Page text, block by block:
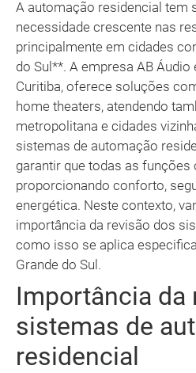
A automação residencial tem
necessidade crescente nas
principalmente em cidades
do Sul**. A empresa AB Áudio
Curitiba, oferece soluções
home theaters, atendendo
metropolitana e cidades
sistemas de automação
garantir que todas as
proporcionando conforto,
energética. Neste contexto,
importância da revisão dos
como isso se aplica
Grande do Sul.
Importância da
sistemas de
residencial